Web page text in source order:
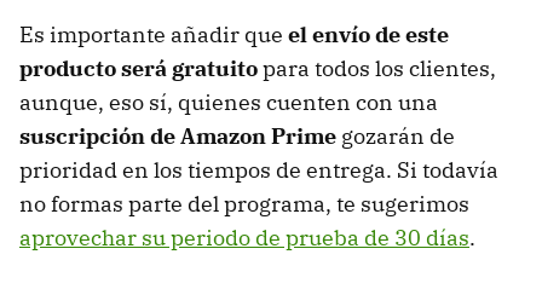
Es importante añadir que el envío de este
producto será gratuitopara todos los clientes,
aunque, eso sí, quienes cuenten con una
suscripción de Amazon Prime gozarán de
prioridad en los tiempos de entrega. Si todavía
no formas parte del programa, te sugerimos
aprovechar su periodo de prueba de 30 días.